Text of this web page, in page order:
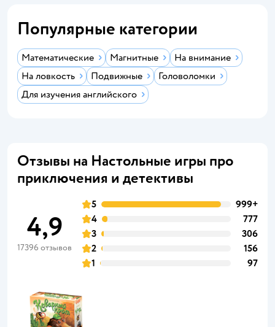
Популярные категории
Математические Магнитные
На внимание
На ловкость
Подвижные
Головоломки
Для изучения английского
Отзывы на Настольные игры про
приключения и детективы
4,9
17396 отзывов
5
999+
4
777
3
306
2
156
1
97